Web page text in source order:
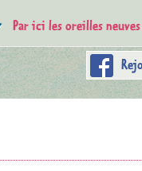
Par ici les oreilles neuves